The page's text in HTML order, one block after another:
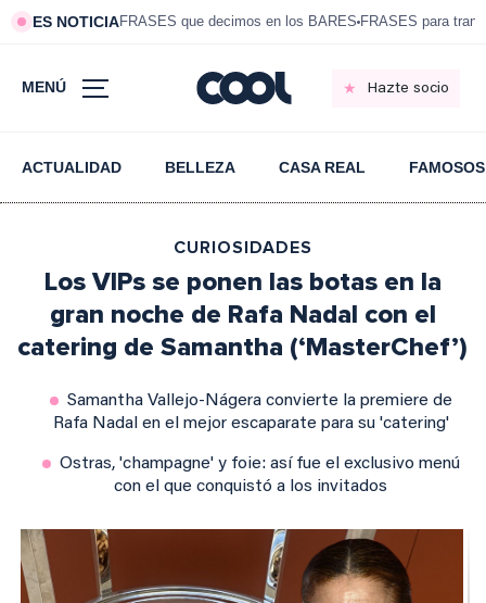
ES NOTICIAFRASES que decimos en los BARES FRASES para
MENÚ Hazte socio
ACTUALIDAD BELLEZA CASA REAL FAMOSOS
CURIOSIDADES
Los VIPs se ponen las botas en la
gran noche de Rafa Nadal con el
catering de Samantha (‘MasterChef’)
Samantha Vallejo-Nágera convierte la premiere de
Rafa Nadal en el mejor escaparate para su 'catering'
Ostras, 'champagne' y foie: así fue el exclusivo menú
con el que conquistó a los invitados